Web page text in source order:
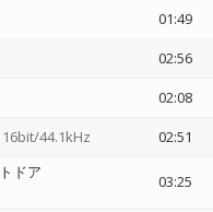
01:49
02:56
02:08
44.1kHz 02:51
ドア
03:25